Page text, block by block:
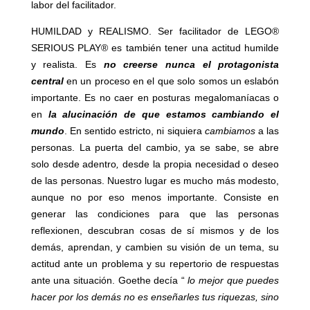
labor del facilitador.
HUMILDAD y REALISMO. Ser facilitador de LEGO®
SERIOUS PLAY® es también tener una actitud humilde
y realista. Es no creerse nunca el
protagonista
centralen un proceso en el que solo somos un eslabón
importante. Es no caer en posturas megalomaníacas o
en la alucinación de que estamos cambiando el
mundo . En sentido estricto, ni siquiera cambiamosa las
personas. La puerta del cambio, ya se sabe, se abre
solo desde adentro desde la propia necesidad o deseo
de las personas. Nuestro lugar es mucho más modesto,
aunque no por eso menos importante. Consiste en
generar las condiciones para que las personas
reflexionen, descubran cosas de sí mismos y de los
demás, aprendan, y cambien su visión de un tema, su
actitud ante un problema y su repertorio de respuestas
ante una situación. Goethe decía “lo mejor que puedes
hacer por los demás no es enseñarles tus riquezas, sino